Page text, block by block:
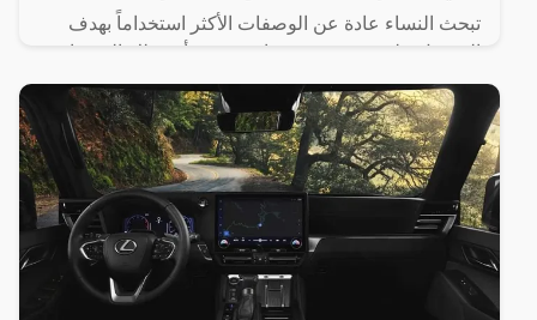
تبحث النساء عادة عن الوصفات الأكثر استخداماً بهدف
الحصول على شعر صحي وناعم، ومن أبرز تلك الوصفات
الخاصة بالبشرة والجسم للحصول على أفضل نتيجة خلال
فترة قصيرة،